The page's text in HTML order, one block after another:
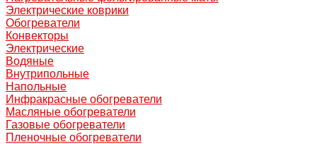
Электрические коврики
Обогреватели
Конвекторы
Электрические
Водяные
Внутрипольные
Напольные
Инфракрасные обогреватели
Масляные обогреватели
Газовые обогреватели
Пленочные обогреватели